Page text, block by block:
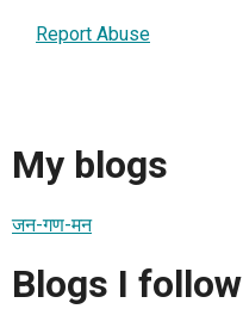
Report Abuse
My blogs
जन-गण-मन
Blogs I follow